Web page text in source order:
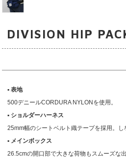
DIVISION HIP
▪︎ 表地
500デニールCORDURA NYLONを使用。
▪︎ ショルダーハーネス
25mm幅のシートベルト織テープを採用。し
▪︎ メインボックス
26.5cmの開口部で大きな荷物もスムーズな